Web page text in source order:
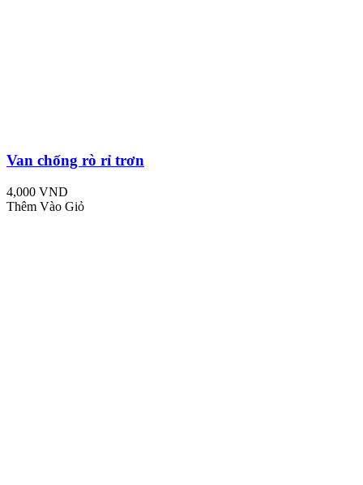
Van chống rò rỉ trơn
4,000 VND
Thêm Vào Giỏ